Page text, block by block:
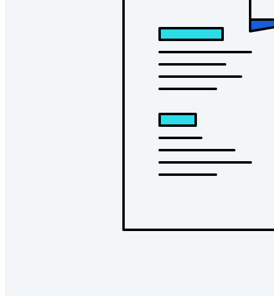
Gerenciamento de segredos com criptografia de ponta a ponta
para equipes de desenvolvimento, DevOps e TI no Bitwarden
Desbloqueie recursos de passkeys e muito mais com apenas
Documentação para desenvolvedores